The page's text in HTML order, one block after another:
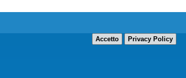
Accetto Privacy Policy